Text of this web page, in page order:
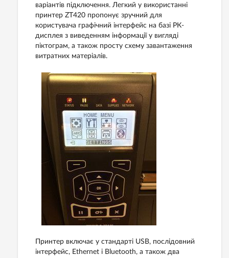
варіантів підключення. Легкий у використанні
принтер ZT420 пропонує зручний для
користувача графічний інтерфейс на базі РК-
дисплея з виведенням інформації у вигляді
піктограм, а також просту схему завантаження
витратних матеріалів.
Принтер включає у стандарті USB, послідовний
інтерфейс, Ethernet і Bluetooth, а також два